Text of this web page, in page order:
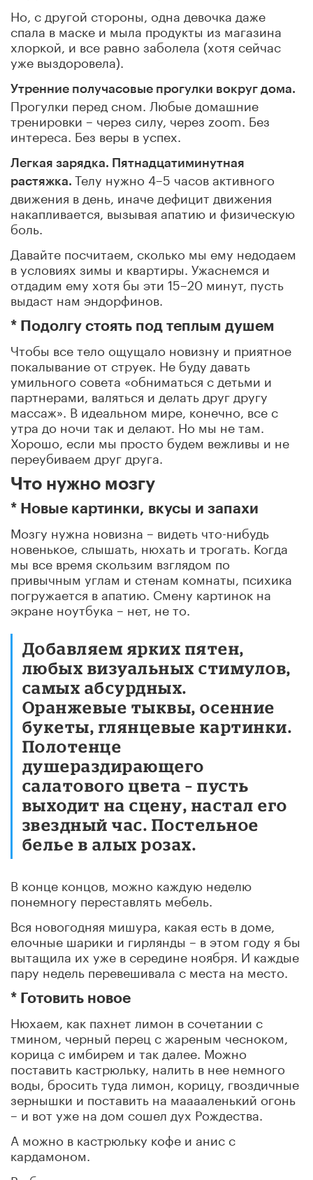
Но, с другой стороны, одна девочка даже
спала в маске и мыла продукты из магазина
хлоркой, и все равно заболела (хотя сейчас
уже выздоровела).
Утренние получасовые прогулки вокруг дома.
Прогулки перед сном. Любые домашние
тренировки – через силу, через zoom. Без
интереса. Без веры в успех.
Легкая зарядка. Пятнадцатиминутная
растяжка. Телу нужно 4–5 часов активного
движения в день, иначе дефицит движения
накапливается, вызывая апатию и физическую
боль.
Давайте посчитаем, сколько мы ему недодаем
в условиях зимы и квартиры. Ужаснемся и
отдадим ему хотя бы эти 15–20 минут, пусть
выдаст нам эндорфинов.
* Подолгу стоять под теплым душем
Чтобы все тело ощущало новизну и приятное
покалывание от струек. Не буду давать
умильного совета «обниматься с детьми и
партнерами, валяться и делать друг другу
массаж». В идеальном мире, конечно, все с
утра до ночи так и делают. Но мы не там.
Хорошо, если мы просто будем вежливы и не
переубиваем друг друга.
Что нужно мозгу
* Новые картинки, вкусы и запахи
Мозгу нужна новизна – видеть что-нибудь
новенькое, слышать, нюхать и трогать. Когда
мы все время скользим взглядом по
привычным углам и стенам комнаты, психика
погружается в апатию. Смену картинок на
экране ноутбука – нет, не то.
Добавляем ярких пятен,
любых визуальных стимулов,
самых абсурдных.
Оранжевые тыквы, осенние
букеты, глянцевые картинки.
Полотенце
душераздирающего
салатового цвета – пусть
выходит на сцену, настал его
звездный час. Постельное
белье в алых розах.
В конце концов, можно каждую неделю
понемногу переставлять мебель.
Вся новогодняя мишура, какая есть в доме,
елочные шарики и гирлянды – в этом году я бы
вытащила их уже в середине ноября. И каждые
пару недель перевешивала с места на место.
* Готовить новое
Нюхаем, как пахнет лимон в сочетании с
тмином, черный перец с жареным чесноком,
корица с имбирем и так далее. Можно
поставить кастрюльку, налить в нее немного
воды, бросить туда лимон, корицу, гвоздичные
зернышки и поставить на мааааленький огонь
– и вот уже на дом сошел дух Рождества.
А можно в кастрюльку кофе и анис с
кардамоном.